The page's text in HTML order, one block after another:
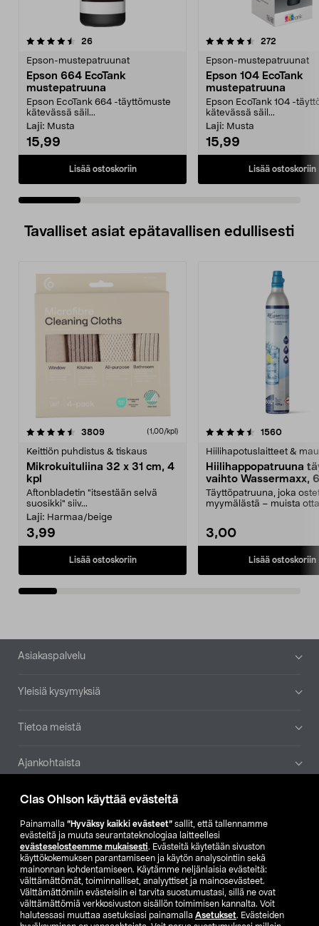
Clas Ohlson käyttää evästeitä
Painamalla ”Hyväksy kaikki evästeet” sallit, että tallennamme
evästeitä ja muuta seurantateknologiaa laitteellesi
evästeselosteemme mukaisesti. Evästeitä käytetään sivuston
käyttökokemuksen parantamiseen ja käytön analysointiin sekä
mainonnan kohdentamiseen. Käytämme neljänlaisia evästeitä:
välttämättömät, toiminnalliset, analyyttiset ja mainosevästeet.
Välttämättömiin evästeisiin ei tarvita suostumustasi, sillä ne ovat
välttämättömiä verkkosivuston sisällön toimimisen kannalta. Voit
halutessasi muuttaa asetuksiasi painamalla Asetukset. Evästeiden
26arvostelut
Epson-mustepatruunat
Epson 664 EcoTank
mustepatruuna
Epson EcoTank 664 -täyttömuste
kätevässä säil...
Laji: Musta
15,99
Lisää ostoskoriin
4.5 viidestä
272
Epson-mustepatruunat
Epson 104 EcoTank
mustepatruuna
Epson EcoTank 104 -
kätevässä säil...
Laji: Musta
15,99
Lisää ostoskoriin
4.0 viidestä
Tavalliset asiat epätavallisen edullisesti
3809arvostelut (1,00/kpl)
Keittiön puhdistus & tiskaus
Mikrokuituliina 32 x 31 cm, 4
kpl
Aftonbladetin "itsestään selvä
suosikki" siiv...
Laji: Harmaa/beige
3,99
Lisää ostoskoriin
4.5viidestä
1560
Hiilihapotuslaitteet &
Hiilihappopatruuna
vaihto Wassermaxx,
Täyttöpatruuna, joka
myymälästä – muista
3,00
Lisää ostoskoriin
4.5viidestä
Alatunniste
Asiakaspalvelu
Yleisiä kysymyksiä
Tietoa meistä
Ajankohtaista
Muut yrityksemme
Etsi myymälä
SE NO FI
FI SV